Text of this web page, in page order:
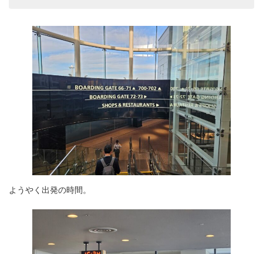
ようやく出発の時間。